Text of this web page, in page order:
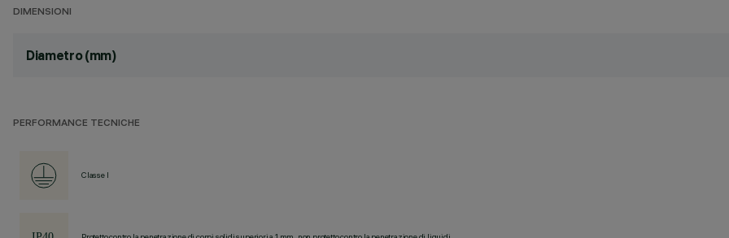
DIMENSIONI
Diametro (mm)
PERFORMANCE TECNICHE
Classe I